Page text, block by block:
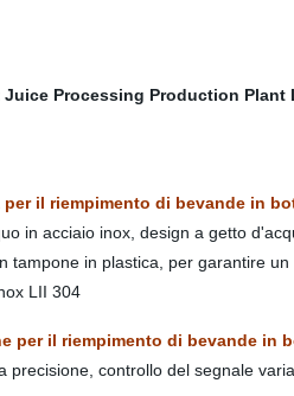
il riempimento di bevande in
in acciaio inox, design a getto
tampone in plastica, per garantire
LII 304
per il riempimento di bevande in
precisione, controllo del segnale